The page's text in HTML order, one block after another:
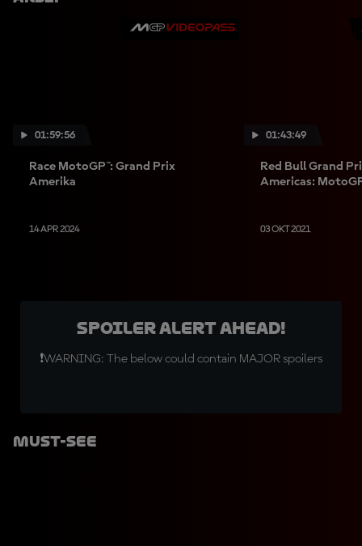
01:59:56
Race MotoGP™: Grand Prix
Amerika
14 APR 2024
01:43:49
Red Bull Grand
Americas:
03 OKT 2021
SPOILER ALERT AHEAD!
❗WARNING: The below could contain MAJOR spoilers
Must-See